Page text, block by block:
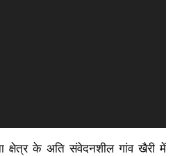
क्षेत्र के अति संवेदनशील गांव खैरी में